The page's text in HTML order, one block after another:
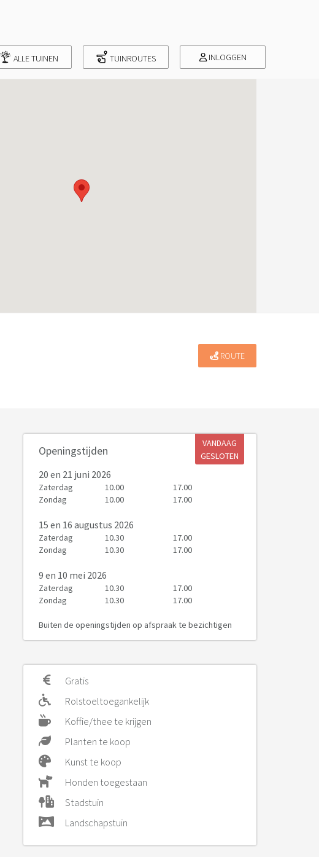
ALLE TUINEN TUINROUTES INLOGGEN
ROUTE
Openingstijden
VANDAAG
GESLOTEN
20 en 21 juni 2026
Zaterdag 10.00
17.00
Zondag
10.00 17.00
15 en 16 augustus 2026
Zaterdag 10.30
17.00
Zondag
10.30 17.00
9 en 10 mei 2026
Zaterdag 10.30
17.00
Zondag
10.30 17.00
Buiten de openingstijden op afspraak te bezichtigen
Gratis
Rolstoeltoegankelijk
Koffie/thee te krijgen
Planten te koop
Kunst te koop
Honden toegestaan
Stadstuin
Landschapstuin